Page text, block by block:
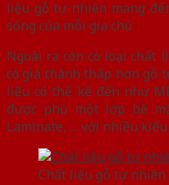
liệu gỗ tự nhiên mang
sống của mỗi gia chủ
Ngoài ra còn có loại chất
có giá thành thấp hơn gỗ
liệu có thể kể đến như
được phủ một lớp bề
Laminate, … với nhiều kiểu
Chất liệu gỗ tự nhiên